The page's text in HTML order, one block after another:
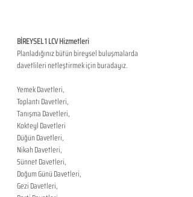
BİREYSEL 1 LCV Hizmetleri
Planladığınız bütün bireysel buluşmalarda
davetlileri netleştirmek için buradayız.
Yemek Davetleri,
Toplantı Davetleri,
Tanışma Davetleri,
Kokteyl Davetleri
Düğün Davetleri,
Nikah Davetleri,
Sünnet Davetleri,
Doğum Günü Davetleri,
Gezi Davetleri,